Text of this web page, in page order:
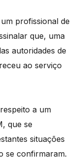
profissional de
que, uma
autoridades de
ao serviço
a um
que se
situações
se confirmaram.